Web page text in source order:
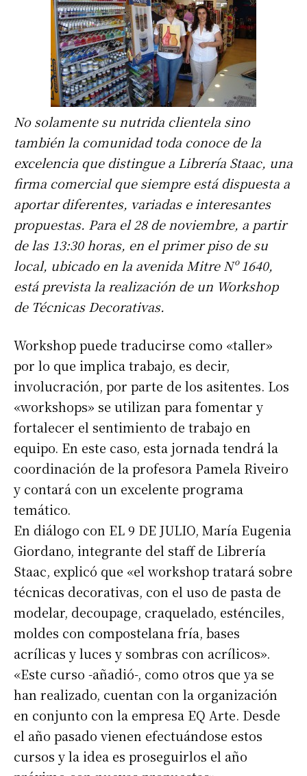
No solamente su nutrida clientela sino
también la comunidad toda conoce de la
excelencia que distingue a Librería Staac, una
firma comercial que siempre está dispuesta a
aportar diferentes, variadas e interesantes
propuestas. Para el 28 de noviembre, a partir
de las 13:30 horas, en el primer piso de su
local, ubicado en la avenida Mitre Nº 1640,
está prevista la realización de un Workshop
de Técnicas Decorativas.
Workshop puede traducirse como «taller»
por lo que implica trabajo, es decir,
involucración, por parte de los asitentes. Los
«workshops» se utilizan para fomentar y
fortalecer el sentimiento de trabajo en
equipo. En este caso, esta jornada tendrá la
coordinación de la profesora Pamela Riveiro
y contará con un excelente programa
temático.
En diálogo con EL 9 DE JULIO, María Eugenia
Giordano, integrante del staff de Librería
Staac, explicó que «el workshop tratará sobre
técnicas decorativas, con el uso de pasta de
modelar, decoupage, craquelado, esténciles,
moldes con compostelana fría, bases
acrílicas y luces y sombras con acrílicos».
«Este curso -añadió-, como otros que ya se
han realizado, cuentan con la organización
en conjunto con la empresa EQ Arte. Desde
el año pasado vienen efectuándose estos
cursos y la idea es proseguirlos el año